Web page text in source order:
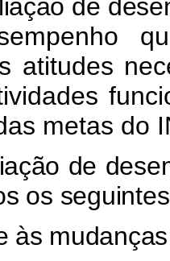
de
atitudes
metas do
de
os
às